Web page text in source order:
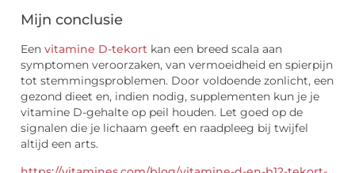
Mijn conclusie
Een vitamine D-tekort kan een breed scala aan
symptomen veroorzaken, van vermoeidheid en spierpijn
tot stemmingsproblemen. Door voldoende zonlicht, een
gezond dieet en, indien nodig, supplementen kun je je
vitamine D-gehalte op peil houden. Let goed op de
signalen die je lichaam geeft en raadpleeg bij twijfel
altijd een arts.